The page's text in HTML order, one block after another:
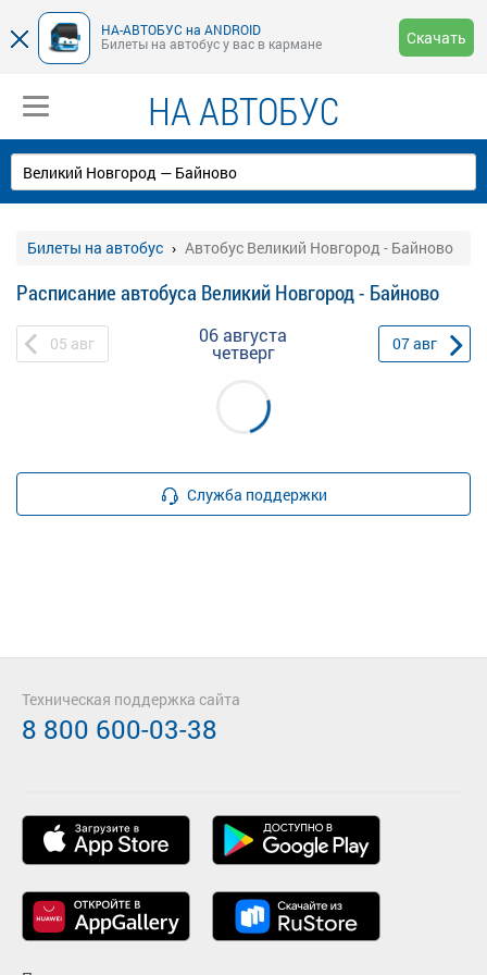
НА-АВТОБУС на ANDROID
Билеты на автобус у вас в кармане
Скачать
НА АВТОБУС
Билеты на автобус Автобус Великий Новгород - Байново
Расписание автобуса Великий Новгород - Байново
05 авг 06 августа
четверг 07авг
Служба поддержки
Техническая поддержка сайта
8 800 600-03-38